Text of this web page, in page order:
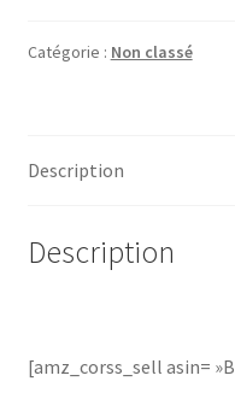
Catégorie : Non classé
Description
Description
[amz_corss_sell asin=